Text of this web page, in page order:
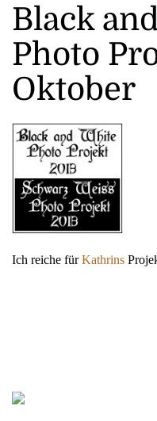
Black
Photo
Oktober
Ich reiche fürKathrins